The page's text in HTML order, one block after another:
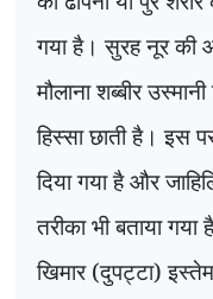
गया है। सुरह नूर की
मौलाना शब्बीर
हिस्सा छाती है। इस
दिया गया है और
तरीका भी बताया
खिमार (दुपट्टा)